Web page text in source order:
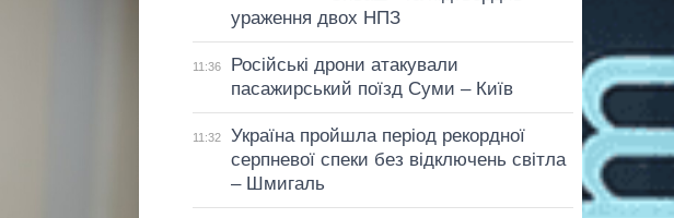
ураження двох НПЗ
11:36
Російські дрони атакували
пасажирський поїзд Суми – Київ
11:32
Україна пройшла період рекордної
серпневої спеки без відключень світла
– Шмигаль